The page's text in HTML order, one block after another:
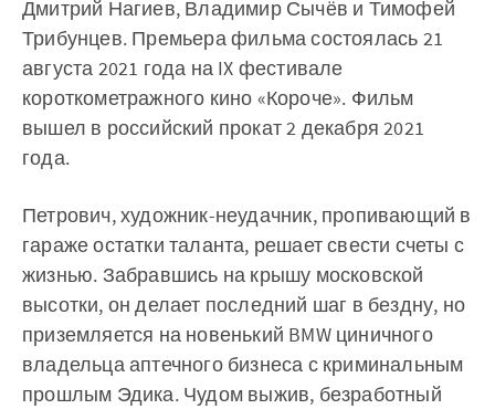
Дмитрий Нагиев, Владимир Сычёв и Тимофей
Трибунцев. Премьера фильма состоялась 21
августа 2021 года на IX фестивале
короткометражного кино «Короче». Фильм
вышел в российский прокат 2 декабря 2021
года.
Петрович, художник-неудачник, пропивающий в
гараже остатки таланта, решает свести счеты с
жизнью. Забравшись на крышу московской
высотки, он делает последний шаг в бездну, но
приземляется на новенький BMW циничного
владельца аптечного бизнеса с криминальным
прошлым Эдика. Чудом выжив, безработный